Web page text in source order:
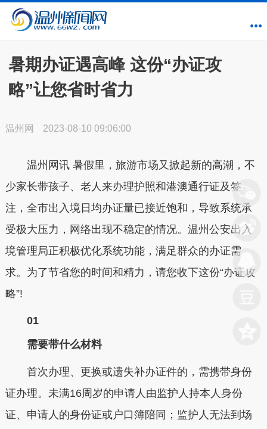
暑期办证遇高峰 这份“办证攻
略”让您省时省力
温州网 2023-08-10 09:06:00
温州网讯 暑假里，旅游市场又掀起新的高潮，不
少家长带孩子、老人来办理护照和港澳通行证及签
注，全市出入境日均办证量已接近饱和，导致系统承
受极大压力，网络出现不稳定的情况。温州公安出入
境管理局正积极优化系统功能，满足群众的办证需
求。为了节省您的时间和精力，请您收下这份“办证攻
略”!
01
需要带什么材料
首次办理、更换或遗失补办证件的，需携带身份
证办理。未满16周岁的申请人由监护人持本人身份
证、申请人的身份证或户口簿陪同；监护人无法到场